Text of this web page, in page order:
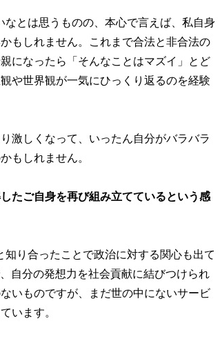
とは思うものの、本心で言えば、私自身
もしれません。これまで合法と非合法の
になったら「そんなことはマズイ」とど
や世界観が一気にひっくり返るのを経験
激しくなって、いったん自分がバラバラ
もしれません。
たご自身を再び組み立てているという感
り合ったことで政治に対する関心も出て
自分の発想力を社会貢献に結びつけられ
いものですが、まだ世の中にないサービ
います。